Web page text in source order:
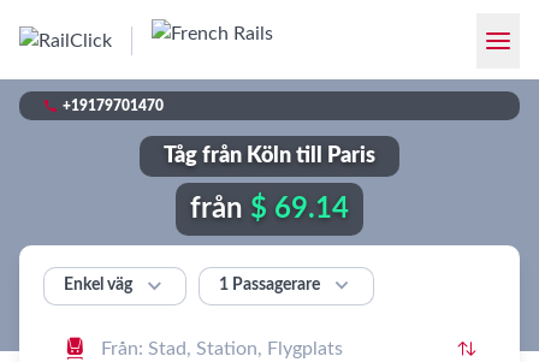
 +19179701470
Tåg från Köln till Paris
från $ 69.14
Enkel väg  1 Passagerare 
 